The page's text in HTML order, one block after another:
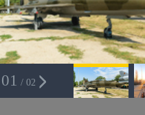
01 / 02